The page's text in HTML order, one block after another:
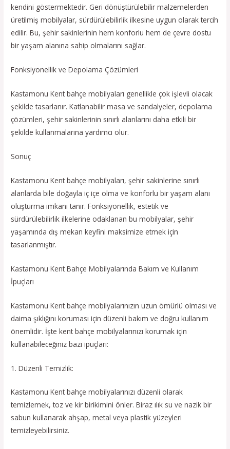
kendini göstermektedir. Geri dönüştürülebilir malzemelerden
üretilmiş mobilyalar, sürdürülebilirlik ilkesine uygun olarak tercih
edilir. Bu, şehir sakinlerinin hem konforlu hem de çevre dostu
bir yaşam alanına sahip olmalarını sağlar.
Fonksiyonellik ve Depolama Çözümleri
Kastamonu Kent bahçe mobilyaları genellikle çok işlevli olacak
şekilde tasarlanır. Katlanabilir masa ve sandalyeler, depolama
çözümleri, şehir sakinlerinin sınırlı alanlarını daha etkili bir
şekilde kullanmalarına yardımcı olur.
Sonuç
Kastamonu Kent bahçe mobilyaları, şehir sakinlerine sınırlı
alanlarda bile doğayla iç içe olma ve konforlu bir yaşam alanı
oluşturma imkanı tanır. Fonksiyonellik, estetik ve
sürdürülebilirlik ilkelerine odaklanan bu mobilyalar, şehir
yaşamında dış mekan keyfini maksimize etmek için
tasarlanmıştır.
Kastamonu Kent Bahçe Mobilyalarında Bakım ve Kullanım
İpuçları
Kastamonu Kent bahçe mobilyalarınızın uzun ömürlü olması ve
daima şıklığını koruması için düzenli bakım ve doğru kullanım
önemlidir. İşte kent bahçe mobilyalarınızı korumak için
kullanabileceğiniz bazı ipuçları:
1. Düzenli Temizlik:
Kastamonu Kent bahçe mobilyalarınızı düzenli olarak
temizlemek, toz ve kir birikimini önler. Biraz ılık su ve nazik bir
sabun kullanarak ahşap, metal veya plastik yüzeyleri
temizleyebilirsiniz.